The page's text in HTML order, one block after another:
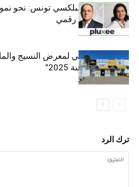
قيادة مزدوجة لبلكسي تونس: نحو نمو
متسارع وتحول رقمي
الافتتاح الرسمي لمعرض النسيج
“إنترتكس سوسة 2025”
ترك الرد